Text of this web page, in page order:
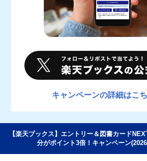
キャンペーンの詳細はこ
【楽天ブックス】エントリー＆図書カード
分がポイント3倍！キャンペーン